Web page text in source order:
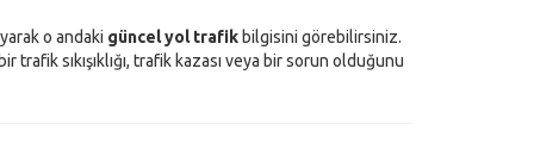
o andaki güncel yol trafikbilgisini görebilirsiniz.
sıkışıklığı, trafik kazası veya bir sorun olduğunu